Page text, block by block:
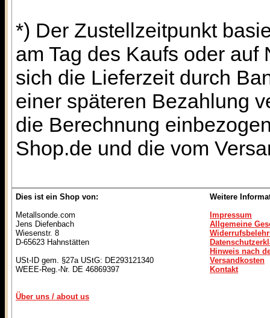
*) Der Zustellzeitpunkt
am Tag des Kaufs oder
sich die Lieferzeit durch
einer späteren Bezahlung
die Berechnung
Shop.de und die vom
Dies ist ein Shop von:
Metallsonde.com
Jens Diefenbach
Wiesenstr. 8
D-65623 Hahnstätten
USt-ID gem. §27a UStG: DE293121340
WEEE-Reg.-Nr. DE 46869397
Über uns / about us
Weitere
Impressum
Allgemeine
Hinweis nach
Versandkosten
Kontakt